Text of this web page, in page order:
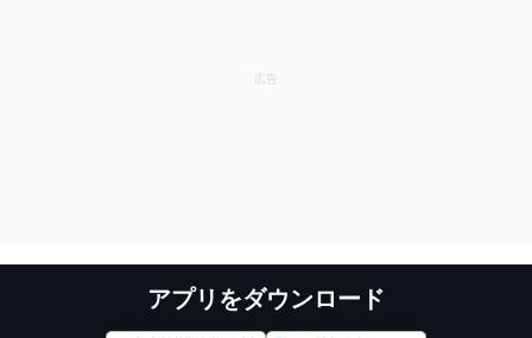
アプリをダウンロード